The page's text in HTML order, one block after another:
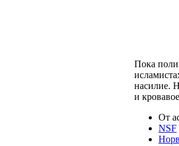
Пока
насилие.
и
От
NSF